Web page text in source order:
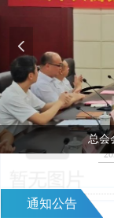
通知公告
总会
넳